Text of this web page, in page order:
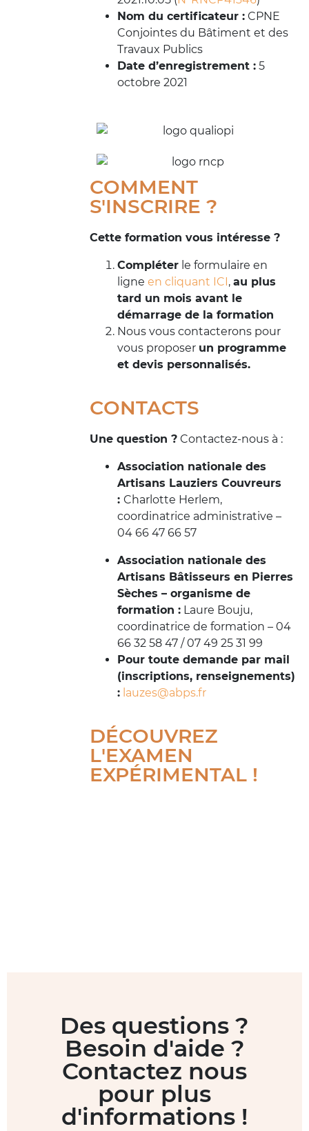
Nom du certificateur : CPNE
Conjointes du Bâtiment et des
Travaux Publics
Date d’enregistrement : 5
octobre 2021
COMMENT
S'INSCRIRE ?
Cette formation vous intéresse ?
Compléter le formulaire en
ligne en cliquant ICI , au plus
tard un mois avant le
démarrage de la formation
Nous vous contacterons pour
vous proposer un programme
et devis personnalisés.
CONTACTS
Une question ? Contactez-nous à :
Association nationale des
Artisans Lauziers Couvreurs
: Charlotte Herlem,
coordinatrice administrative –
04 66 47 66 57
Association nationale des
Artisans Bâtisseurs en Pierres
Sèches – organisme de
formation : Laure Bouju,
coordinatrice de formation – 04
66 32 58 47 / 07 49 25 31 99
Pour toute demande par mail
(inscriptions, renseignements)
: lauzes@abps.fr
DÉCOUVREZ
L'EXAMEN
EXPÉRIMENTAL !
Des questions ?
Besoin d'aide ?
Contactez nous
pour plus
d'informations !